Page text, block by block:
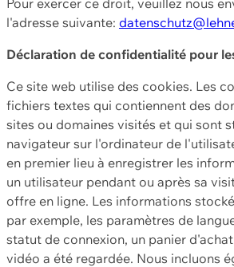
l'adresse suivante:
Déclaration de confidentialité pour
Ce site web utilise des cookies. Les
fichiers textes qui contiennent des
sites ou domaines visités et qui sont
navigateur sur l'ordinateur de
en premier lieu à enregistrer les
un utilisateur pendant ou après sa
offre en ligne. Les informations
par exemple, les paramètres de
statut de connexion, un panier
vidéo a été regardée. Nous incluons